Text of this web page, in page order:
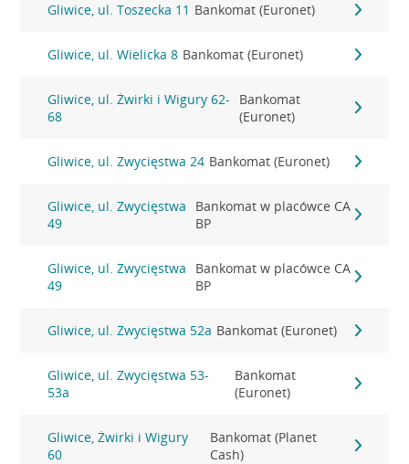
Gliwice, ul. Toszecka 11 Bankomat (Euronet)
Gliwice, ul. Wielicka 8 Bankomat (Euronet)
Gliwice, ul. Żwirki i Wigury 62-
68
Bankomat
(Euronet)
Gliwice, ul. Zwycięstwa 24 Bankomat (Euronet)
Gliwice, ul. Zwycięstwa
49
Bankomat w placówce CA
BP
Gliwice, ul. Zwycięstwa
49
Bankomat w placówce CA
BP
Gliwice, ul. Zwycięstwa 52a Bankomat (Euronet)
Gliwice, ul. Zwycięstwa 53-
53a
Bankomat
(Euronet)
Gliwice, Żwirki i Wigury
60
Bankomat (Planet
Cash)